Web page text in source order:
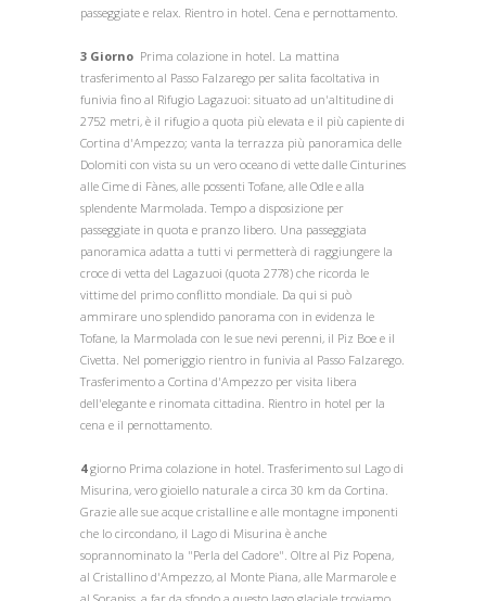
passeggiate e relax. Rientro in hotel. Cena e pernottamento.
3 Giorno Prima colazione in hotel. La mattina
trasferimento al Passo Falzarego per salita facoltativa in
funivia fino al Rifugio Lagazuoi: situato ad un'altitudine di
2752 metri, è il rifugio a quota più elevata e il più capiente di
Cortina d'Ampezzo; vanta la terrazza più panoramica delle
Dolomiti con vista su un vero oceano di vette dalle Cinturines
alle Cime di Fànes, alle possenti Tofane, alle Odle e alla
splendente Marmolada. Tempo a disposizione per
passeggiate in quota e pranzo libero. Una passeggiata
panoramica adatta a tutti vi permetterà di raggiungere la
croce di vetta del Lagazuoi (quota 2778) che ricorda le
vittime del primo conflitto mondiale. Da qui si può
ammirare uno splendido panorama con in evidenza le
Tofane, la Marmolada con le sue nevi perenni, il Piz Boe e il
Civetta. Nel pomeriggio rientro in funivia al Passo Falzarego.
Trasferimento a Cortina d'Ampezzo per visita libera
dell'elegante e rinomata cittadina. Rientro in hotel per la
cena e il pernottamento.
4giorno Prima colazione in hotel. Trasferimento sul Lago di
Misurina, vero gioiello naturale a circa 30 km da Cortina.
Grazie alle sue acque cristalline e alle montagne imponenti
che lo circondano, il Lago di Misurina è anche
soprannominato la "Perla del Cadore". Oltre al Piz Popena,
al Cristallino d'Ampezzo, al Monte Piana, alle Marmarole e